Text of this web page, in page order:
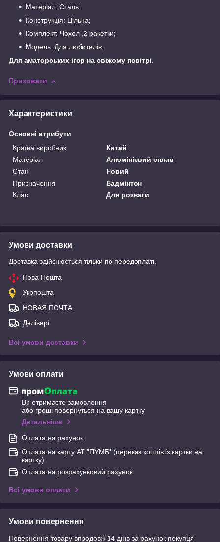
Матеріал: Сталь;
Конструкція: Цільна;
Комплект: Чохол ,2 ракетки;
Модель: Для любителів;
Для аматорських ігор на свіжому повітрі.
Приховати
Характеристики
Основні атрибути
Країна виробник
Китай
Матеріал
Алюмінієвий сплав
Стан
Новий
Призначення
Бадмінтон
Клас
Для розваги
Умови доставки
Доставка здійснюється тільки по передоплаті.
Нова Пошта
Укрпошта
НОВАЯ ПОЧТА
Делівері
Всі умови доставки
Умови оплати
Ви отримаєте замовлення
або гроші повернуться на вашу картку
Детальніше
Оплата на рахунок
Оплата на карту АТ "ПУМБ" (переказ коштів із картки на
картку)
Оплата на розрахунковий рахунок
Всі умови оплати
Умови повернення
Повернення товару впродовж 14 днів за рахунок покупця